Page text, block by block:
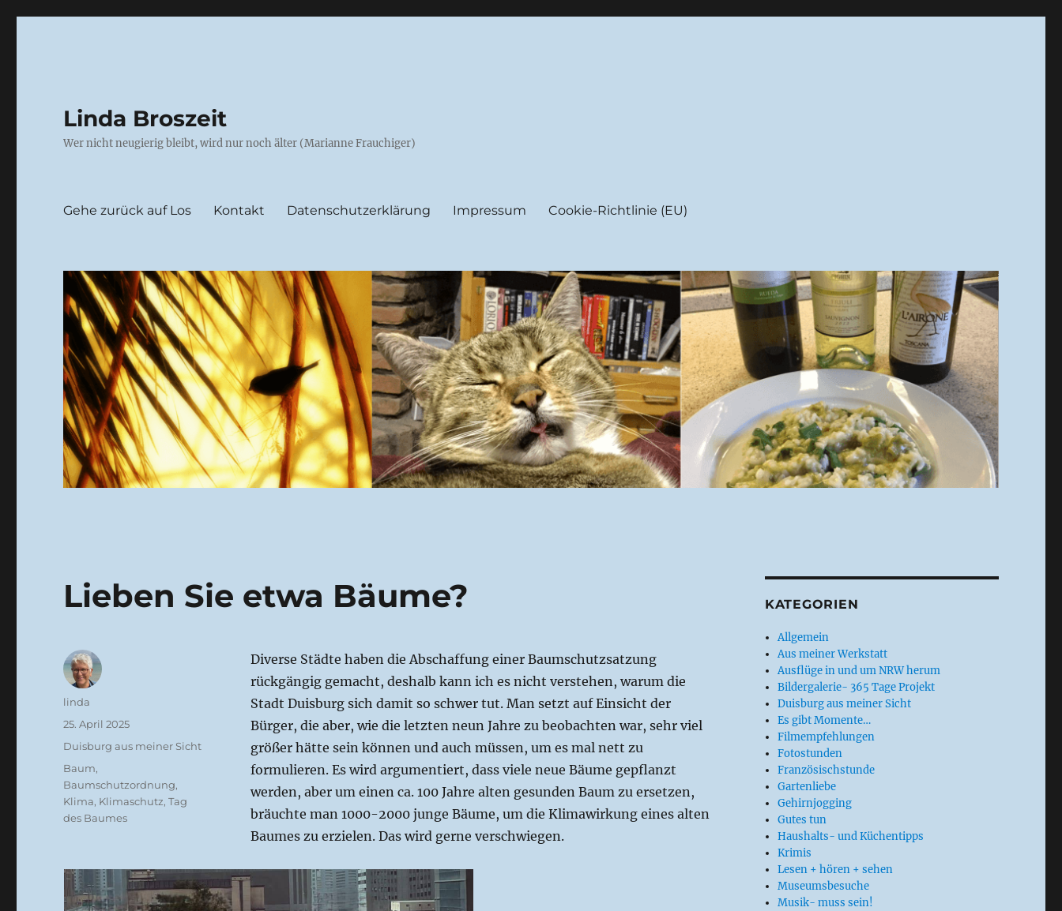
Linda Broszeit
Wer nicht neugierig bleibt, wird nur noch älter (Marianne Frauchiger)
Gehe zurück auf Los Kontakt Datenschutzerklärung Impressum Cookie-Richtlinie (EU)
Lieben Sie etwa Bäume?
Diverse Städte haben die Abschaffung einer Baumschutzsatzung
rückgängig gemacht, deshalb kann ich es nicht verstehen, warum die
Stadt Duisburg sich damit so schwer tut. Man setzt auf Einsicht der
Bürger, die aber, wie die letzten neun Jahre zu beobachten war, sehr viel
größer hätte sein können und auch müssen, um es mal nett zu
formulieren. Es wird argumentiert, dass viele neue Bäume gepflanzt
werden, aber um einen ca. 100 Jahre alten gesunden Baum zu ersetzen,
bräuchte man 1000-2000 junge Bäume, um die Klimawirkung eines alten
Baumes zu erzielen. Das wird gerne verschwiegen.
Autor
linda
Veröffentlicht
am
25. April 2025
Kategorien
Duisburg aus meiner Sicht
Schlagwörter
Baum,
Baumschutzordnung,
Klima, Klimaschutz,Tag
des Baumes
KATEGORIEN
Allgemein
Aus meiner Werkstatt
Ausflüge in und um NRW herum
Bildergalerie- 365 Tage Projekt
Duisburg aus meiner Sicht
Es gibt Momente…
Filmempfehlungen
Fotostunden
Französischstunde
Gartenliebe
Gehirnjogging
Gutes tun
Haushalts- und Küchentipps
Krimis
Lesen + hören + sehen
Museumsbesuche
Musik- muss sein!